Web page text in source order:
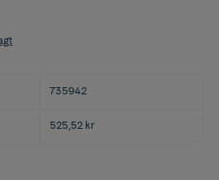
735942
525,52 kr